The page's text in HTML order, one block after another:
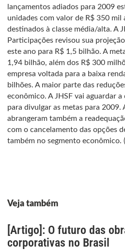
lançamentos adiados para 2009
unidades com valor de R$ 350 mil
destinados à classe média/alta. A
Participações revisou sua
este ano para R$ 1,5 bilhão. A
1,94 bilhão, além dos R$ 300
empresa voltada para a baixa
bilhões. A maior parte das
econômico. A JHSF vai aguardar
para divulgar as metas para 2009.
abrangeram também a
com o cancelamento das opções
também no segmento econômico.
Veja também
[Artigo]: O futuro das
corporativas no Brasil